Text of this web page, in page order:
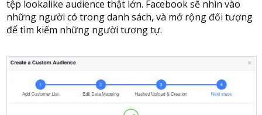
tệp lookalike audience thật lớn. Facebook sẽ nhìn vào
những người có trong danh sách, và mở rộng đối tượng
để tìm kiếm những người tương tự.